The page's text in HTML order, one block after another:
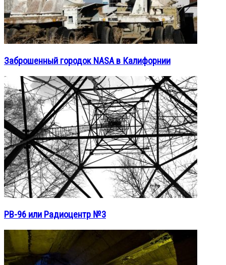
Заброшенный городок NASA в Калифорнии
РВ-96 или Радиоцентр №3